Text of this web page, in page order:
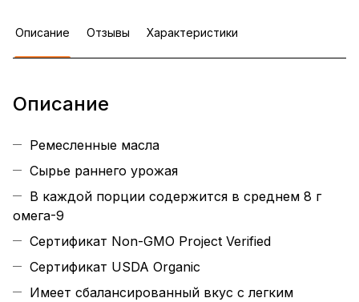
Описание Отзывы Характеристики
Описание
Ремесленные масла
Сырье раннего урожая
В каждой порции содержится в среднем 8 г
омега-9
Сертификат Non-GMO Project Verified
Сертификат USDA Organic
Имеет сбалансированный вкус с легким